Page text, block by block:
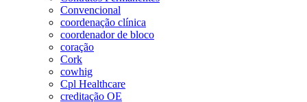
Convencional
coordenação clínica
coordenador de bloco
coração
Cork
cowhig
Cpl Healthcare
creditação OE